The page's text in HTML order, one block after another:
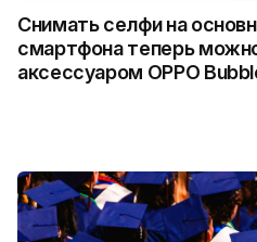
Снимать селфи на
смартфона теперь
аксессуаром OPPO